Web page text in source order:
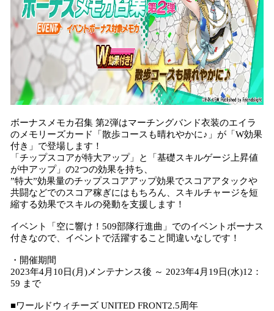
ボーナスメモカ召集 第2弾はマーチングバンド衣装のエイラ
のメモリーズカード「散歩コースも晴れやかに♪」が「W効果
付き」で登場します！
「チップスコアが特大アップ」と「基礎スキルゲージ上昇値
が中アップ」の2つの効果を持ち、
”特大”効果量のチップスコアアップ効果でスコアアタックや
共闘などでのスコア稼ぎにはもちろん、スキルチャージを短
縮する効果でスキルの発動を支援します！
イベント「空に響け！509部隊行進曲」でのイベントボーナス
付きなので、イベントで活躍すること間違いなしです！
・開催期間
2023年4月10日(月)メンテナンス後 ～ 2023年4月19日(水)12：
59 まで
■ワールドウィチーズ UNITED FRONT2.5周年